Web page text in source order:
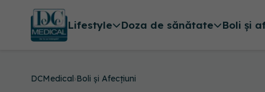
Lifestyle Doza de sănătate Boli și
DCMedical›Boli și Afecțiuni